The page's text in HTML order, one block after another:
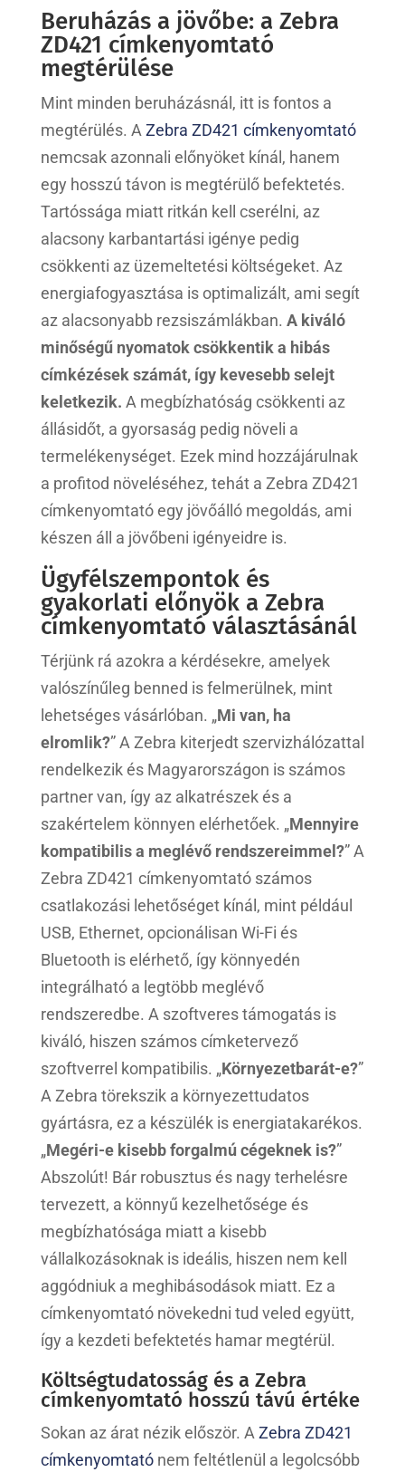
Beruházás a jövőbe: a Zebra
ZD421 címkenyomtató
megtérülése
Mint minden beruházásnál, itt is fontos a
megtérülés. A Zebra ZD421 címkenyomtató
nemcsak azonnali előnyöket kínál, hanem
egy hosszú távon is megtérülő befektetés.
Tartóssága miatt ritkán kell cserélni, az
alacsony karbantartási igénye pedig
csökkenti az üzemeltetési költségeket. Az
energiafogyasztása is optimalizált, ami segít
az alacsonyabb rezsiszámlákban. A kiváló
minőségű nyomatok csökkentik a hibás
címkézések számát, így kevesebb selejt
keletkezik. A megbízhatóság csökkenti az
állásidőt, a gyorsaság pedig növeli a
termelékenységet. Ezek mind hozzájárulnak
a profitod növeléséhez, tehát a Zebra ZD421
címkenyomtató egy jövőálló megoldás, ami
készen áll a jövőbeni igényeidre is.
Ügyfélszempontok és
gyakorlati előnyök a Zebra
címkenyomtató választásánál
Térjünk rá azokra a kérdésekre, amelyek
valószínűleg benned is felmerülnek, mint
lehetséges vásárlóban. „Mi van, ha
elromlik?” A Zebra kiterjedt szervizhálózattal
rendelkezik és Magyarországon is számos
partner van, így az alkatrészek és a
szakértelem könnyen elérhetőek. „Mennyire
kompatibilis a meglévő rendszereimmel?” A
Zebra ZD421 címkenyomtató számos
csatlakozási lehetőséget kínál, mint például
USB, Ethernet, opcionálisan Wi-Fi és
Bluetooth is elérhető, így könnyedén
integrálható a legtöbb meglévő
rendszeredbe. A szoftveres támogatás is
kiváló, hiszen számos címketervező
szoftverrel kompatibilis. „Környezetbarát-e?”
A Zebra törekszik a környezettudatos
gyártásra, ez a készülék is energiatakarékos.
„Megéri-e kisebb forgalmú cégeknek is?”
Abszolút! Bár robusztus és nagy terhelésre
tervezett, a könnyű kezelhetősége és
megbízhatósága miatt a kisebb
vállalkozásoknak is ideális, hiszen nem kell
aggódniuk a meghibásodások miatt. Ez a
címkenyomtató növekedni tud veled együtt,
így a kezdeti befektetés hamar megtérül.
Költségtudatosság és a Zebra
címkenyomtató hosszú távú értéke
Sokan az árat nézik először. A Zebra ZD421
címkenyomtatónem feltétlenül a legolcsóbb